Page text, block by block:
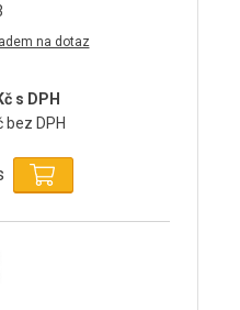
na dotaz
s DPH
bez DPH